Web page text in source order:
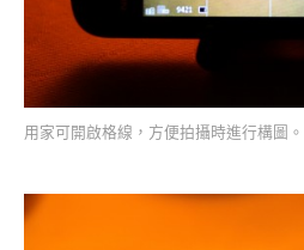
用家可開啟格線，方便拍攝時進行構圖。